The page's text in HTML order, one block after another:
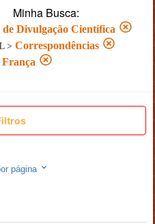
Minha Busca:
de Divulgação Científica
> Correspondências
França
página